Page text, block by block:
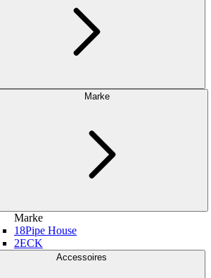
Marke
Marke
18Pipe House
2ECK
Accessoires